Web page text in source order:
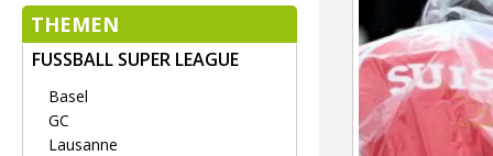
THEMEN
FUSSBALL SUPER LEAGUE
Basel
GC
Lausanne